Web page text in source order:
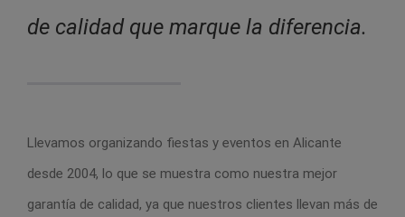
de calidad que marque la diferencia.
Llevamos organizando fiestas y eventos en Alicante
desde 2004, lo que se muestra como nuestra mejor
garantía de calidad, ya que nuestros clientes llevan más de